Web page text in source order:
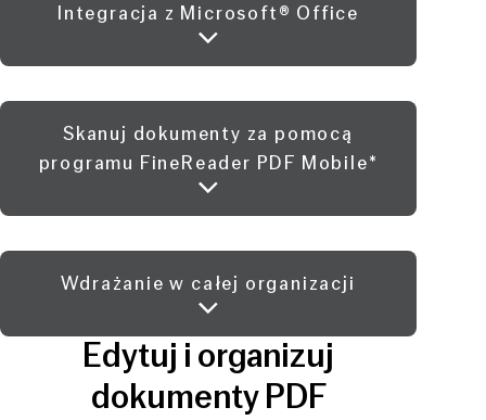
Integracja z Microsoft® Office
Skanuj dokumenty za pomocą
programu FineReader PDF Mobile*
Wdrażanie w całej organizacji
Edytuj i organizuj
dokumenty PDF